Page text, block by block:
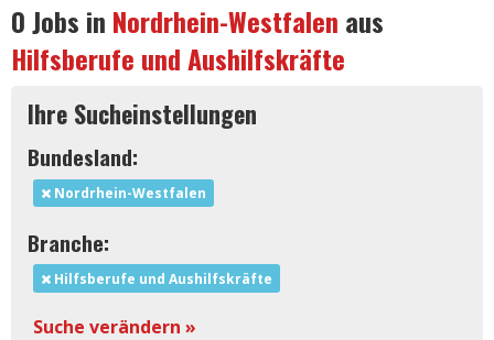
0Jobs in Nordrhein-Westfalen aus
Hilfsberufe und Aushilfskräfte
Ihre Sucheinstellungen
Bundesland:
Nordrhein-Westfalen
Branche:
Hilfsberufe und Aushilfskräfte
Suche verändern »